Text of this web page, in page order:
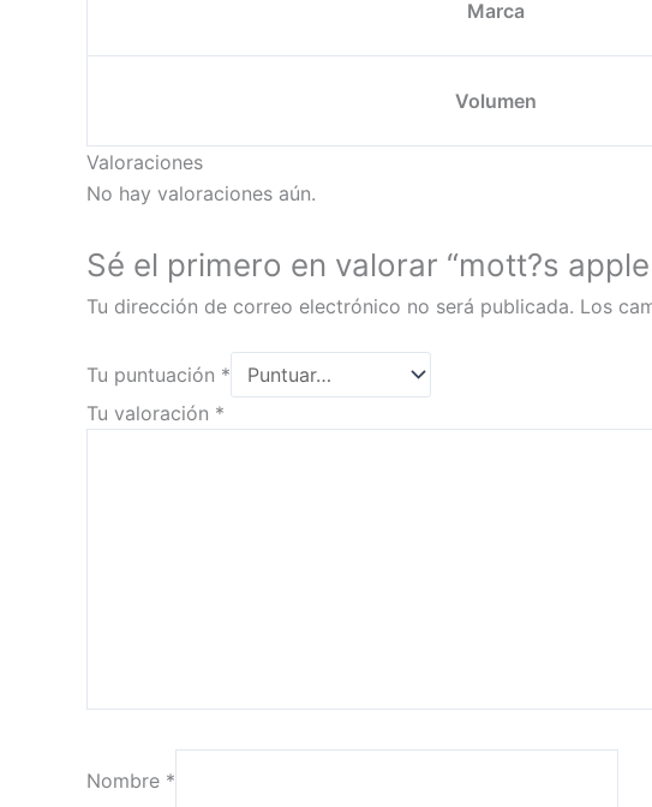
Marca
Volumen
Valoraciones
No hay valoraciones aún.
Sé el primero en valorar “mott?s
Tu dirección de correo electrónico no será publicada. Los
Tu puntuación *
Tu valoración *
Nombre *